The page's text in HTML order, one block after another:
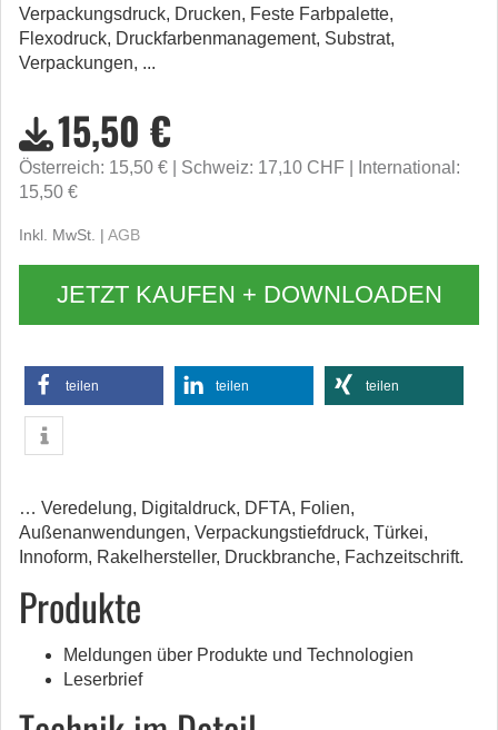
Verpackungsdruck, Drucken, Feste Farbpalette,
Flexodruck, Druckfarbenmanagement, Substrat,
Verpackungen, ...
15,50 €
Österreich: 15,50 € Schweiz: 17,10 CHF
International:
15,50 €
Inkl. MwSt. | AGB
JETZT KAUFEN + DOWNLOADEN
teilen teilen teilen
… Veredelung, Digitaldruck, DFTA, Folien,
Außenanwendungen, Verpackungstiefdruck, Türkei,
Innoform, Rakelhersteller, Druckbranche, Fachzeitschrift.
Produkte
Meldungen über Produkte und Technologien
Leserbrief